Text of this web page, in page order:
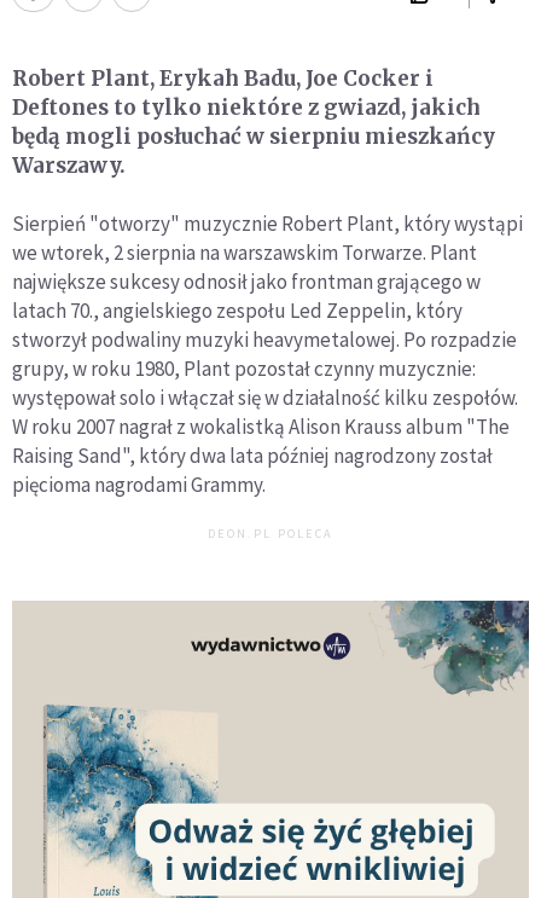
Robert Plant, Erykah Badu, Joe Cocker i
Deftones to tylko niektóre z gwiazd, jakich
będą mogli posłuchać w sierpniu mieszkańcy
Warszawy.
Sierpień "otworzy" muzycznie Robert Plant, który wystąpi
we wtorek, 2 sierpnia na warszawskim Torwarze. Plant
największe sukcesy odnosił jako frontman grającego w
latach 70., angielskiego zespołu Led Zeppelin, który
stworzył podwaliny muzyki heavymetalowej. Po rozpadzie
grupy, w roku 1980, Plant pozostał czynny muzycznie:
występował solo i włączał się w działalność kilku zespołów.
W roku 2007 nagrał z wokalistką Alison Krauss album "The
Raising Sand", który dwa lata później nagrodzony został
pięcioma nagrodami Grammy.
DEON.PL POLECA